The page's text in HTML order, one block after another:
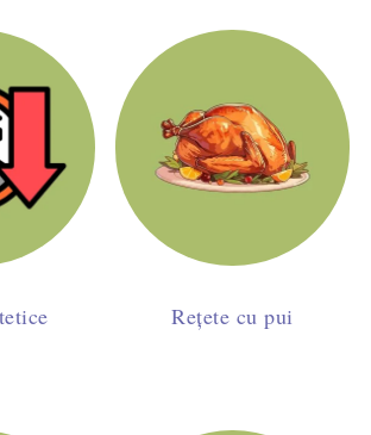
Rețete cu pui